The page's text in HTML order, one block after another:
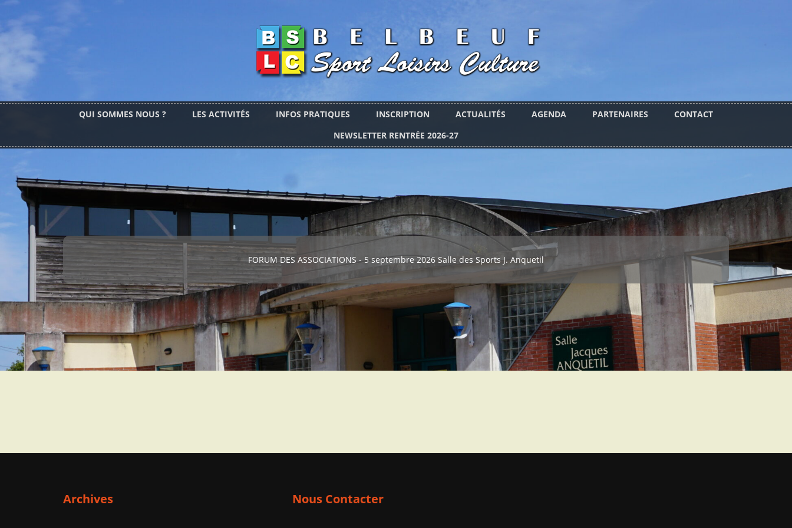
QUI SOMMES NOUS ? LES ACTIVITÉS INFOS PRATIQUES INSCRIPTION ACTUALITÉS AGENDA PARTENAIRES
CONTACT
NEWSLETTER RENTRÉE 2026-27
FORUM DES ASSOCIATIONS - 5 septembre 2026 Salle des Sports J. Anquetil
Archives Nous Contacter